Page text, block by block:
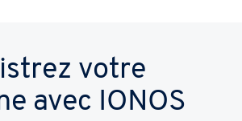
votre
avec IONOS